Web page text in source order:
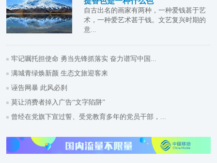
自古出名的画家有两种，一种爱钱甚于艺
术，一种爱艺术甚于钱。文艺复兴时期的
意...
牢记嘱托担使命 勇当先锋抓落实 奋力谱写中国...
满城青绿焕新颜 生态文旅迎客来
诬告网暴 此风必刹
莫让消费者掉入广告“文字陷阱”
曾经在党旗下宣过誓、受党教育多年的党员干部，...